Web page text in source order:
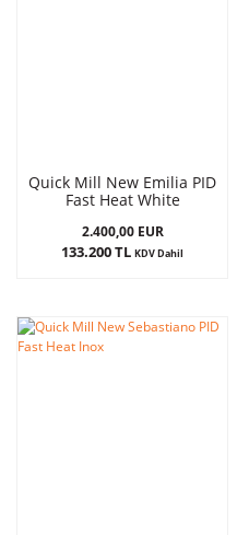
Quick Mill New Emilia PID
Fast Heat White
2.400,00 EUR
133.200 TL KDV Dahil